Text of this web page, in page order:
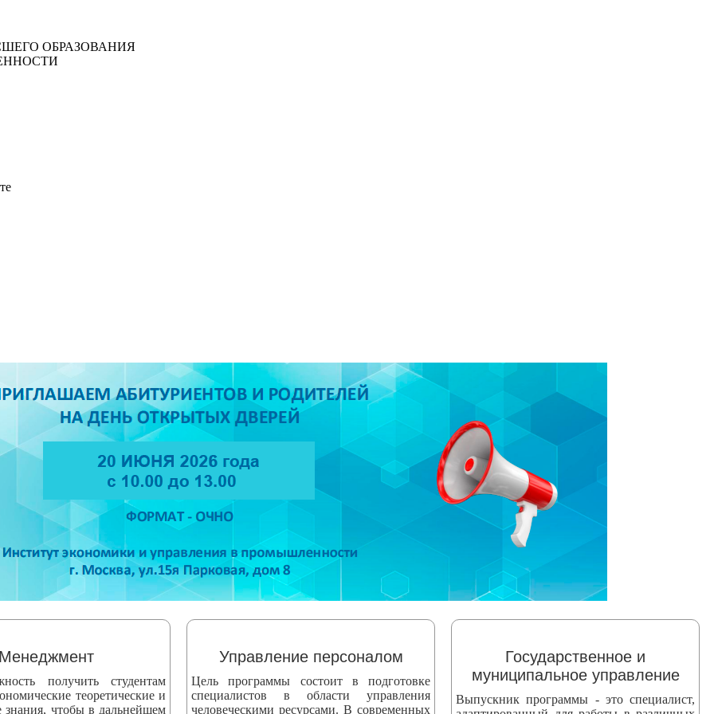
ОБРАЗОВАНИЯ
Менеджмент
получить студентам
теоретические и
знания, чтобы в дальнейшем
Управление персоналом
Цель программы состоит в подготовке
специалистов в области управления
человеческими ресурсами. В современных
Государственное и
муниципальное управление
Выпускник программы - это специалист,